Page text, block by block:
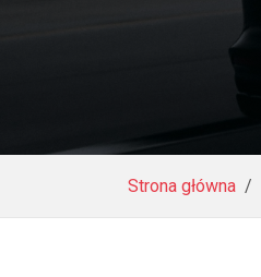
Strona główna